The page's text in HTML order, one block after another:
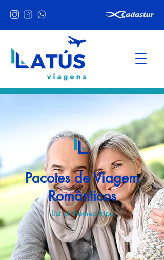
Pacotes de Viagem
Românticos
List of themed trips